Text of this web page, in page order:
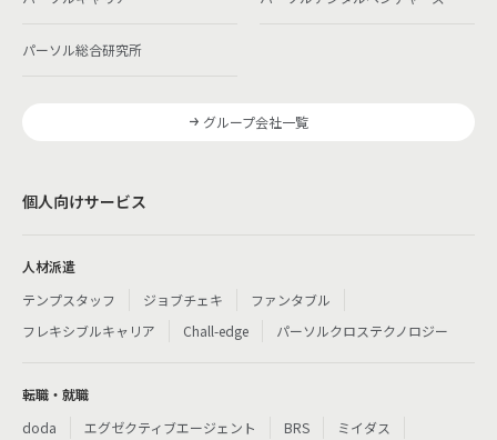
パーソル総合研究所
グループ会社一覧
個人向けサービス
人材派遣
テンプスタッフ
ジョブチェキ
ファンタブル
フレキシブルキャリア
Chall-edge パーソルクロステクノロジー
転職・就職
doda
エグゼクティブエージェント BRS
ミイダス